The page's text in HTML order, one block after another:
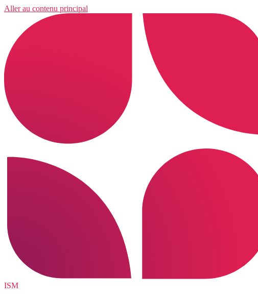
Aller au contenu principal
ISM